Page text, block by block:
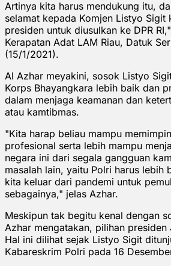
Artinya kita harus mendukung itu,
selamat kepada Komjen Listyo Sigit
presiden untuk diusulkan ke DPR
Kerapatan Adat LAM Riau, Datuk
(15/1/2021).
Al Azhar meyakini, sosok Listyo
Korps Bhayangkara lebih baik dan
dalam menjaga keamanan dan
atau kamtibmas.
"Kita harap beliau mampu
profesional serta lebih mampu
negara ini dari segala gangguan
masalah lain, yaitu Polri harus lebih
kita keluar dari pandemi untuk
sebagainya," jelas Azhar.
Meskipun tak begitu kenal dengan
Azhar mengatakan, pilihan
Hal ini dilihat sejak Listyo Sigit
Kabareskrim Polri pada 16